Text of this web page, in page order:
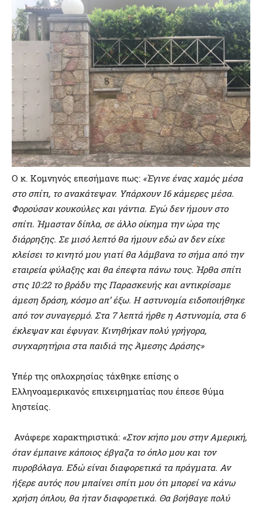
Ο κ. Κομνηνός επεσήμανε πως: «Έγινε ένας χαμός μέσα
στο σπίτι, το ανακάτεψαν. Υπάρχουν 16 κάμερες μέσα.
Φορούσαν κουκούλες και γάντια. Εγώ δεν ήμουν στο
σπίτι. Ήμασταν δίπλα, σε άλλο οίκημα την ώρα της
διάρρηξης. Σε μισό λεπτό θα ήμουν εδώ αν δεν είχε
κλείσει το κινητό μου γιατί θα λάμβανα το σήμα από την
εταιρεία φύλαξης και θα έπεφτα πάνω τους. Ήρθα σπίτι
στις 10:22 το βράδυ της Παρασκευής και αντικρίσαμε
άμεση δράση, κόσμο απ’ έξω. Η αστυνομία ειδοποιήθηκε
από τον συναγερμό. Στα 7 λεπτά ήρθε η Αστυνομία, στα 6
έκλεψαν και έφυγαν. Κινηθήκαν πολύ γρήγορα,
συγχαρητήρια στα παιδιά της Άμεσης Δράσης»
Υπέρ της οπλοχρησίας τάχθηκε επίσης ο
Ελληνοαμερικανός επιχειρηματίας που έπεσε θύμα
ληστείας.
Ανάφερε χαρακτηριστικά: «Στον κήπο μου στην Αμερική,
όταν έμπαινε κάποιος έβγαζα το όπλο μου και τον
πυροβόλαγα. Εδώ είναι διαφορετικά τα πράγματα. Αν
ήξερε αυτός που μπαίνει σπίτι μου ότι μπορεί να κάνω
χρήση όπλου, θα ήταν διαφορετικά. Θα βοήθαγε πολύ